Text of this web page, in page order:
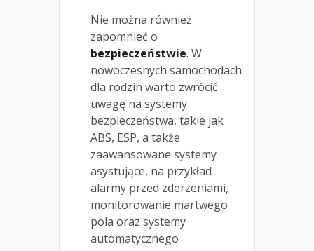
Nie można również
zapomnieć o
bezpieczeństwie. W
nowoczesnych samochodach
dla rodzin warto zwrócić
uwagę na systemy
bezpieczeństwa, takie jak
ABS, ESP, a także
zaawansowane systemy
asystujące, na przykład
alarmy przed zderzeniami,
monitorowanie martwego
pola oraz systemy
automatycznego